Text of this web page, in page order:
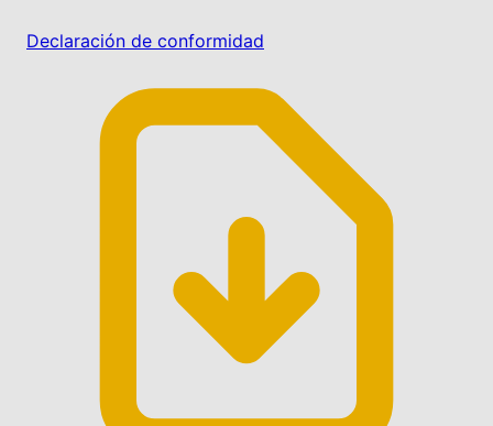
Declaración de conformidad